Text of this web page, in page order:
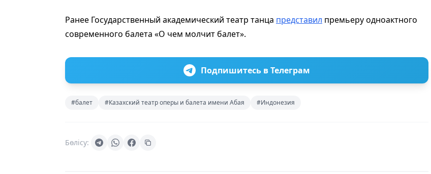
Ранее Государственный академический театр танца представил премьеру одноактного
современного балета «О чем молчит балет».
Подпишитесь в Телеграм
#балет #Казахский театр оперы и балета имени Абая #Индонезия
Бөлісу: